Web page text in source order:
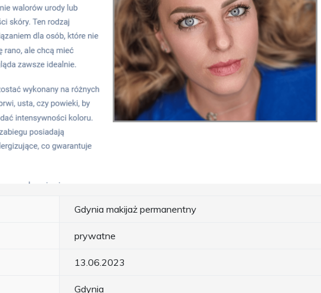
Gdynia makijaż permanentny
prywatne
13.06.2023
Gdynia